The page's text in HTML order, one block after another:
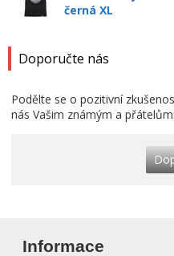
černá XL
Doporučte nás
Podělte se o pozitivní
nás Vašim známým a přátelům:
Informace